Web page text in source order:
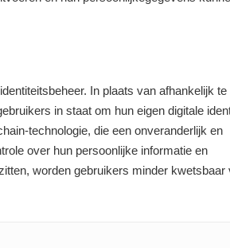
In plaats van afhankelijk te
in staat om hun eigen digitale
technologie, die een onveranderlijk en
over hun persoonlijke informatie en
worden gebruikers minder kwetsbaar